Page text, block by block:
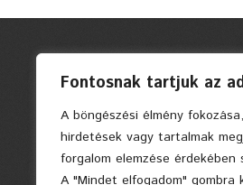
Fontosnak tartjuk az
A böngészési élmény
hirdetések vagy tartalmak
forgalom elemzése
A "Mindet elfogadom"